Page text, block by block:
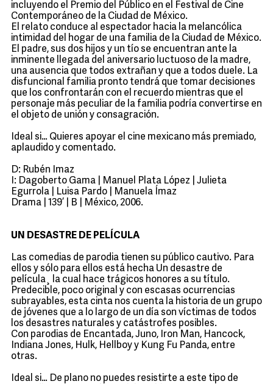
incluyendo el Premio del Público en el Festival de Cine
Contemporáneo de la Ciudad de México.
El relato conduce al espectador hacia la melancólica
intimidad del hogar de una familia de la Ciudad de México.
El padre, sus dos hijos y un tío se encuentran ante la
inminente llegada del aniversario luctuoso de la madre,
una ausencia que todos extrañan y que a todos duele. La
disfuncional familia pronto tendrá que tomar decisiones
que los confrontarán con el recuerdo mientras que el
personaje más peculiar de la familia podría convertirse en
el objeto de unión y consagración.
Ideal si… Quieres apoyar el cine mexicano más premiado,
aplaudido y comentado.
D: Rubén Imaz
I: Dagoberto Gama | Manuel Plata López | Julieta
Egurrola | Luisa Pardo | Manuela Ímaz
Drama | 139’ | B | México, 2006.
UN DESASTRE DE PELÍCULA
Las comedias de parodia tienen su público cautivo. Para
ellos y sólo para ellos está hecha Un desastre de
película¸ la cual hace trágicos honores a su título.
Predecible, poco original y con escasas ocurrencias
subrayables, esta cinta nos cuenta la historia de un grupo
de jóvenes que a lo largo de un día son víctimas de todos
los desastres naturales y catástrofes posibles.
Con parodias de Encantada, Juno, Iron Man, Hancock,
Indiana Jones, Hulk, Hellboy y Kung Fu Panda, entre
otras.
Ideal si… De plano no puedes resistirte a este tipo de